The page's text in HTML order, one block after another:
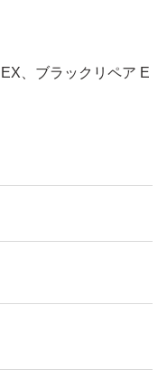
、ブラックリペア E
望の方はコメントく
ん。